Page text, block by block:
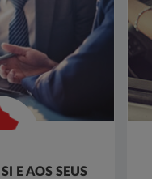
E AOS SEUS